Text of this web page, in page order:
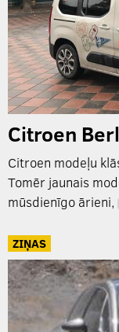
Citroen
Citroen modeļu
Tomēr jaunais
mūsdienīgo ārieni,
ZIŅAS